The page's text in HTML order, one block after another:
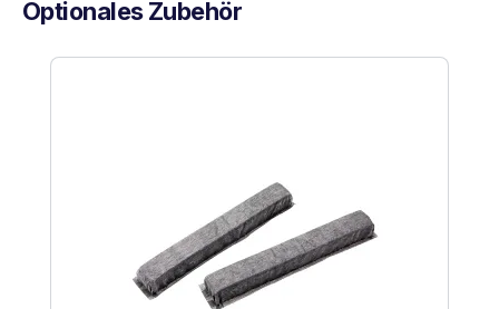
Optionales Zubehör
Produktgalerie überspringen